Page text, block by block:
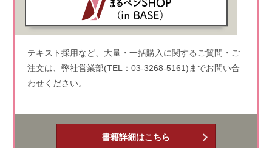
テキスト採用など、大量・一括購入に関するご質問・ご
注文は、弊社営業部(TEL：03-3268-5161)までお問い合
わせください。
書籍詳細はこちら